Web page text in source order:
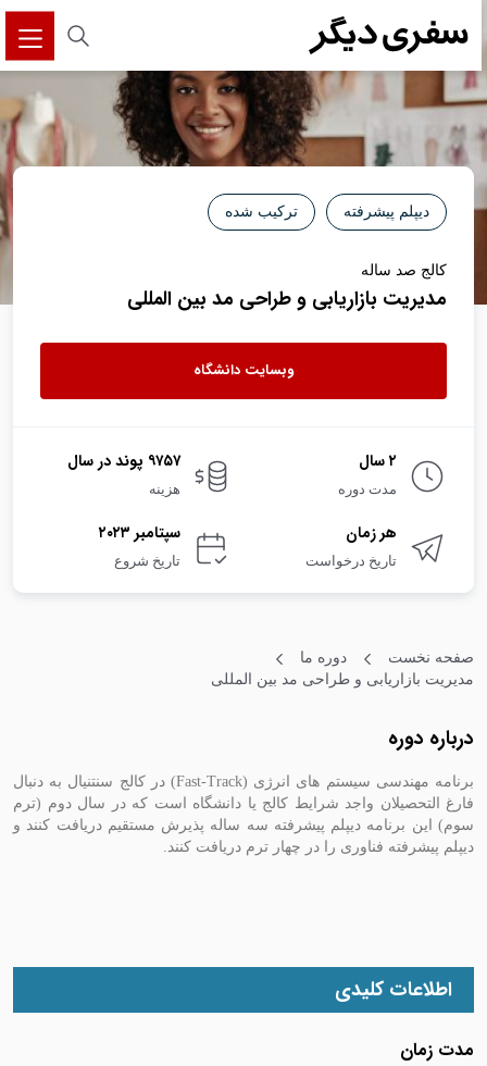
دیپلم پیشرفته ترکیب شده
کالج صد ساله
مدیریت بازاریابی و طراحی مد بین المللی
وبسایت دانشگاه
۲ سال
مدت دوره
۹۷۵۷ پوند در سال
هزینه
هر زمان
تاریخ درخواست
سپتامبر ۲۰۲۳
تاریخ شروع
صفحه نخست
دوره ما
مدیریت بازاریابی و طراحی مد بین المللی
درباره دوره
برنامه مهندسی سیستم های انرژی (Fast-Track) در کالج سنتنیال به دنبال
فارغ التحصیلان واجد شرایط کالج یا دانشگاه است که در سال دوم (ترم
سوم) این برنامه دیپلم پیشرفته سه ساله پذیرش مستقیم دریافت کنند و
دیپلم پیشرفته فناوری را در چهار ترم دریافت کنند.
اطلاعات کلیدی
مدت زمان